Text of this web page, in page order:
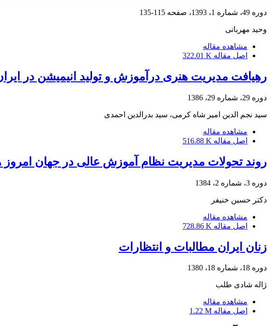
دوره 49، شماره 1، 1393، صفحه 115-135
وحید مهربانی
مشاهده مقاله
اصل مقاله 322.01 K
رهیافت مدیریت هنری درآموزش و تولید انیمیشن در
دوره 29، شماره 29، 1386
سید نجم الدین امیر شاه کرمی، سید بدرالدین احمدی
مشاهده مقاله
اصل مقاله 516.88 K
روند تحولات مدیریت نظام آموزش عالی در جهان امروز
دوره 3، شماره 2، 1384
دکتر حسین خنیفر
مشاهده مقاله
اصل مقاله 728.86 K
زنان ایران مطالبات و انتظارات
دوره 18، شماره 18، 1380
ژاله شادی طلب
مشاهده مقاله
اصل مقاله 1.22 M